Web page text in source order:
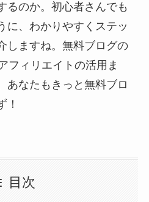
るのか。初心者さんでも
に、わかりやすくステッ
しますね。無料ブログの
フィリエイトの活用ま
あなたもきっと無料ブロ
！
目次